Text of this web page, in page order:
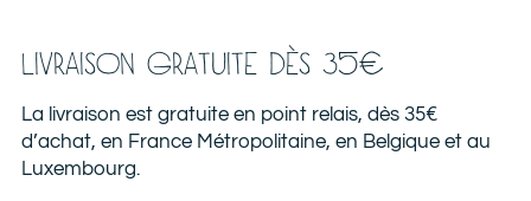
LIVRAISON GRATUITE DÈS 35€
La livraison est gratuite en point relais, dès 35€
d’achat, en France Métropolitaine, en Belgique et au
Luxembourg.